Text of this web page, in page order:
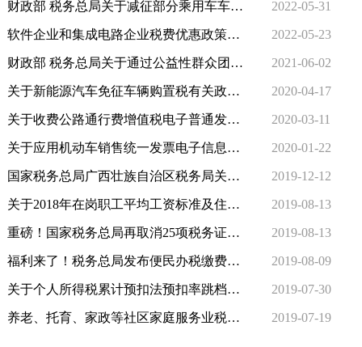
财政部 税务总局关于减征部分乘用车车辆购置税的公告 2022-05-31
软件企业和集成电路企业税费优惠政策指引 2022-05-23
财政部 税务总局关于通过公益性群众团体的公益性捐赠税前扣除有关事项的公告 2021-06-02
关于新能源汽车免征车辆购置税有关政策的公告 2020-04-17
关于收费公路通行费增值税电子普通发票开具等有关事项的公告 2020-03-11
关于应用机动车销售统一发票电子信息办理车辆购置税业务的公告 2020-01-22
国家税务总局广西壮族自治区税务局关于发布《国家税务总局广西壮族自治区税务局房产税 城镇土地使用税困难减免管理办法》的公告 2019-12-12
关于2018年在岗职工平均工资标准及住房公积金个人所得税税前扣除限额的通告 2019-08-13
重磅！国家税务总局再取消25项税务证明事项（附目录） 2019-08-13
福利来了！税务总局发布便民办税缴费十条新举措 2019-08-09
关于个人所得税累计预扣法预扣率跳档的说明 2019-07-30
养老、托育、家政等社区家庭服务业税费优惠政策明确了！ 2019-07-19